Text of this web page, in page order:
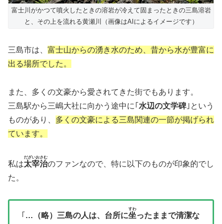
富士川がかつて噴火したときの溶岩が冷えて固まったときの三島溶岩
と、その上を流れる黄瀬川（画像はAIによるイメージです）
三島市は、 富士山からの湧き水のため、昔から水が豊富に
出る場所でした。
また、多くの文豪から愛されてきた街でもあります。
三島駅から三嶋大社に向かう途中に｢ 水辺の文学碑｣という
ものがあり、 多くの文豪による三島関連の一節が掲げられ
ています。
私は太宰治
だざいおさむ
のファンなので、特に以下のものが印象的でし
た。
｢ …（略）三島の人は、台所に坐
すわ
ったままで清潔な